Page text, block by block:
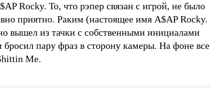
Rocky. То, что рэпер связан с игрой, не было
приятно. Раким (настоящее имя A$AP Rocky.
вышел из тачки с собственными инициалами
пару фраз в сторону камеры. На фоне все
Me.